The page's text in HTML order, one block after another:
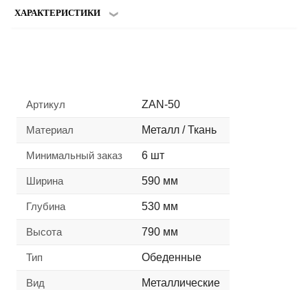
ХАРАКТЕРИСТИКИ
Артикул ZAN-50
Материал Металл / Ткань
Минимальный заказ 6 шт
Ширина 590 мм
Глубина 530 мм
Высота 790 мм
Тип Обеденные
Вид Металлические